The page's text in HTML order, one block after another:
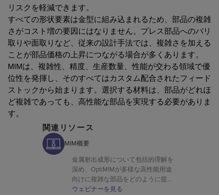
リスクを軽減できます。
すべての形状要素は金型に組み込まれるため、部品の複雑
さがコスト増の要因にはなりません。プレス部品へのバリ
取りや面取りなど、従来の設計手法では、複雑さを加える
ことが部品価格の上昇につながる場合が多くあります。
MIMは、複雑性、精度、生産数量、性能が交わる領域で優
位性を発揮し、そのすべてはカスタム配合されたフィード
ストックから始まります。選択する材料は、部品がどれほ
ど複雑であっても、高性能な部品を実現する必要がありま
す。
関連リソース
MIM概要
金属射出成形について包括的理解を
深め、OptiMIMが多様な高性能用途
向けに複雑な部品をどのように提供
しているかを学ぶことができます。
ウェビナーを見る